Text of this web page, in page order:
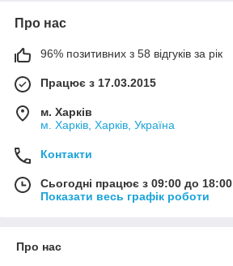
Про нас
96% позитивних з 58 відгуків за рік
Працює з 17.03.2015
м. Харків
м. Харків, Харків, Україна
Контакти
Сьогодні працює з 09:00 до 18:00
Показати весь графік роботи
Про нас